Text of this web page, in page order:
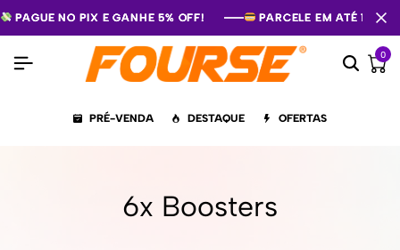
PAGUE NO PIX E GANHE 5% OFF! PARCELE EM ATÉ 12X
PAGUE NO PIX E GANHE 5% OFF! PARCELE EM ATÉ 12X
PAGUE NO PIX E GANHE 5% OFF! PARCELE EM ATÉ 12X
0
PRÉ-VENDA DESTAQUE OFERTAS
6x Boosters